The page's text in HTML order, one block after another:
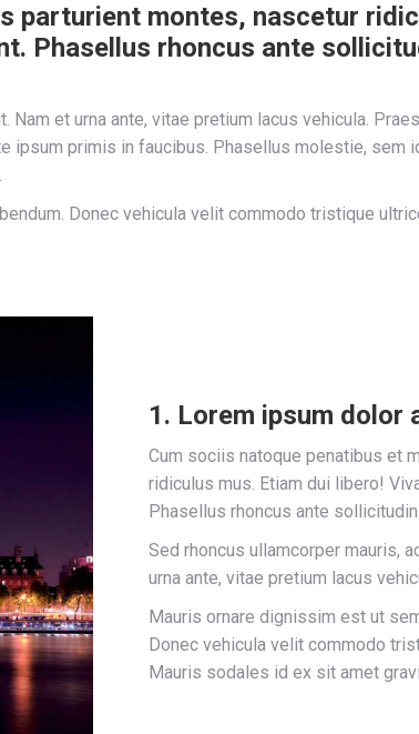
parturient montes, nascetur
Phasellus rhoncus ante
et urna ante, vitae pretium lacus vehicula.
ipsum primis in faucibus. Phasellus molestie,
Donec vehicula velit commodo tristique
1. Lorem ipsum dolor
Cum sociis natoque penatibus et
ridiculus mus. Etiam dui libero!
Phasellus rhoncus ante
Sed rhoncus ullamcorper mauris,
urna ante, vitae pretium lacus
Mauris ornare dignissim est ut
Donec vehicula velit commodo
Mauris sodales id ex sit amet